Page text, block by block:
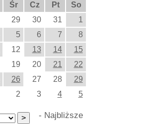
Śr Cz Pt
So
29 30 31
1
5 6 7
8
12 13 14
15
19 20 21
22
26 27 28
29
2 3 4 5
- Najbliższe